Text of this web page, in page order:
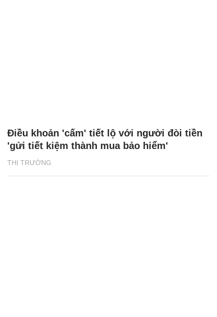
THỊ TRƯỜNG
Điều khoản 'cấm' tiết lộ với người đòi tiền
'gửi tiết kiệm thành mua bảo hiểm'